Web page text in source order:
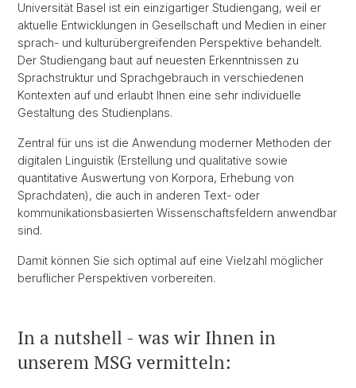
Universität Basel ist ein einzigartiger Studiengang, weil er
aktuelle Entwicklungen in Gesellschaft und Medien in einer
sprach- und kulturübergreifenden Perspektive behandelt.
Der Studiengang baut auf neuesten Erkenntnissen zu
Sprachstruktur und Sprachgebrauch in verschiedenen
Kontexten auf und erlaubt Ihnen eine sehr individuelle
Gestaltung des Studienplans.
Zentral für uns ist die Anwendung moderner Methoden der
digitalen Linguistik (Erstellung und qualitative sowie
quantitative Auswertung von Korpora, Erhebung von
Sprachdaten), die auch in anderen Text- oder
kommunikationsbasierten Wissenschaftsfeldern anwendbar
sind.
Damit können Sie sich optimal auf eine Vielzahl möglicher
beruflicher Perspektiven vorbereiten.
In a nutshell - was wir Ihnen in
unserem MSG vermitteln: